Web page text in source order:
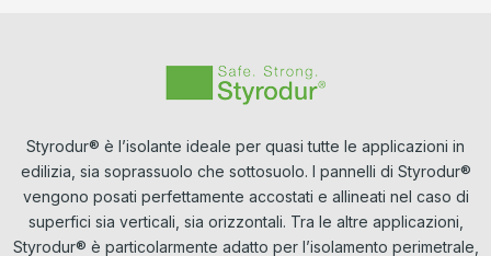
Styrodur® è l’isolante ideale per quasi tutte le applicazioni in
edilizia, sia soprassuolo che sottosuolo. I pannelli di Styrodur®
vengono posati perfettamente accostati e allineati nel caso di
superfici sia verticali, sia orizzontali. Tra le altre applicazioni,
Styrodur® è particolarmente adatto per l’isolamento perimetrale,